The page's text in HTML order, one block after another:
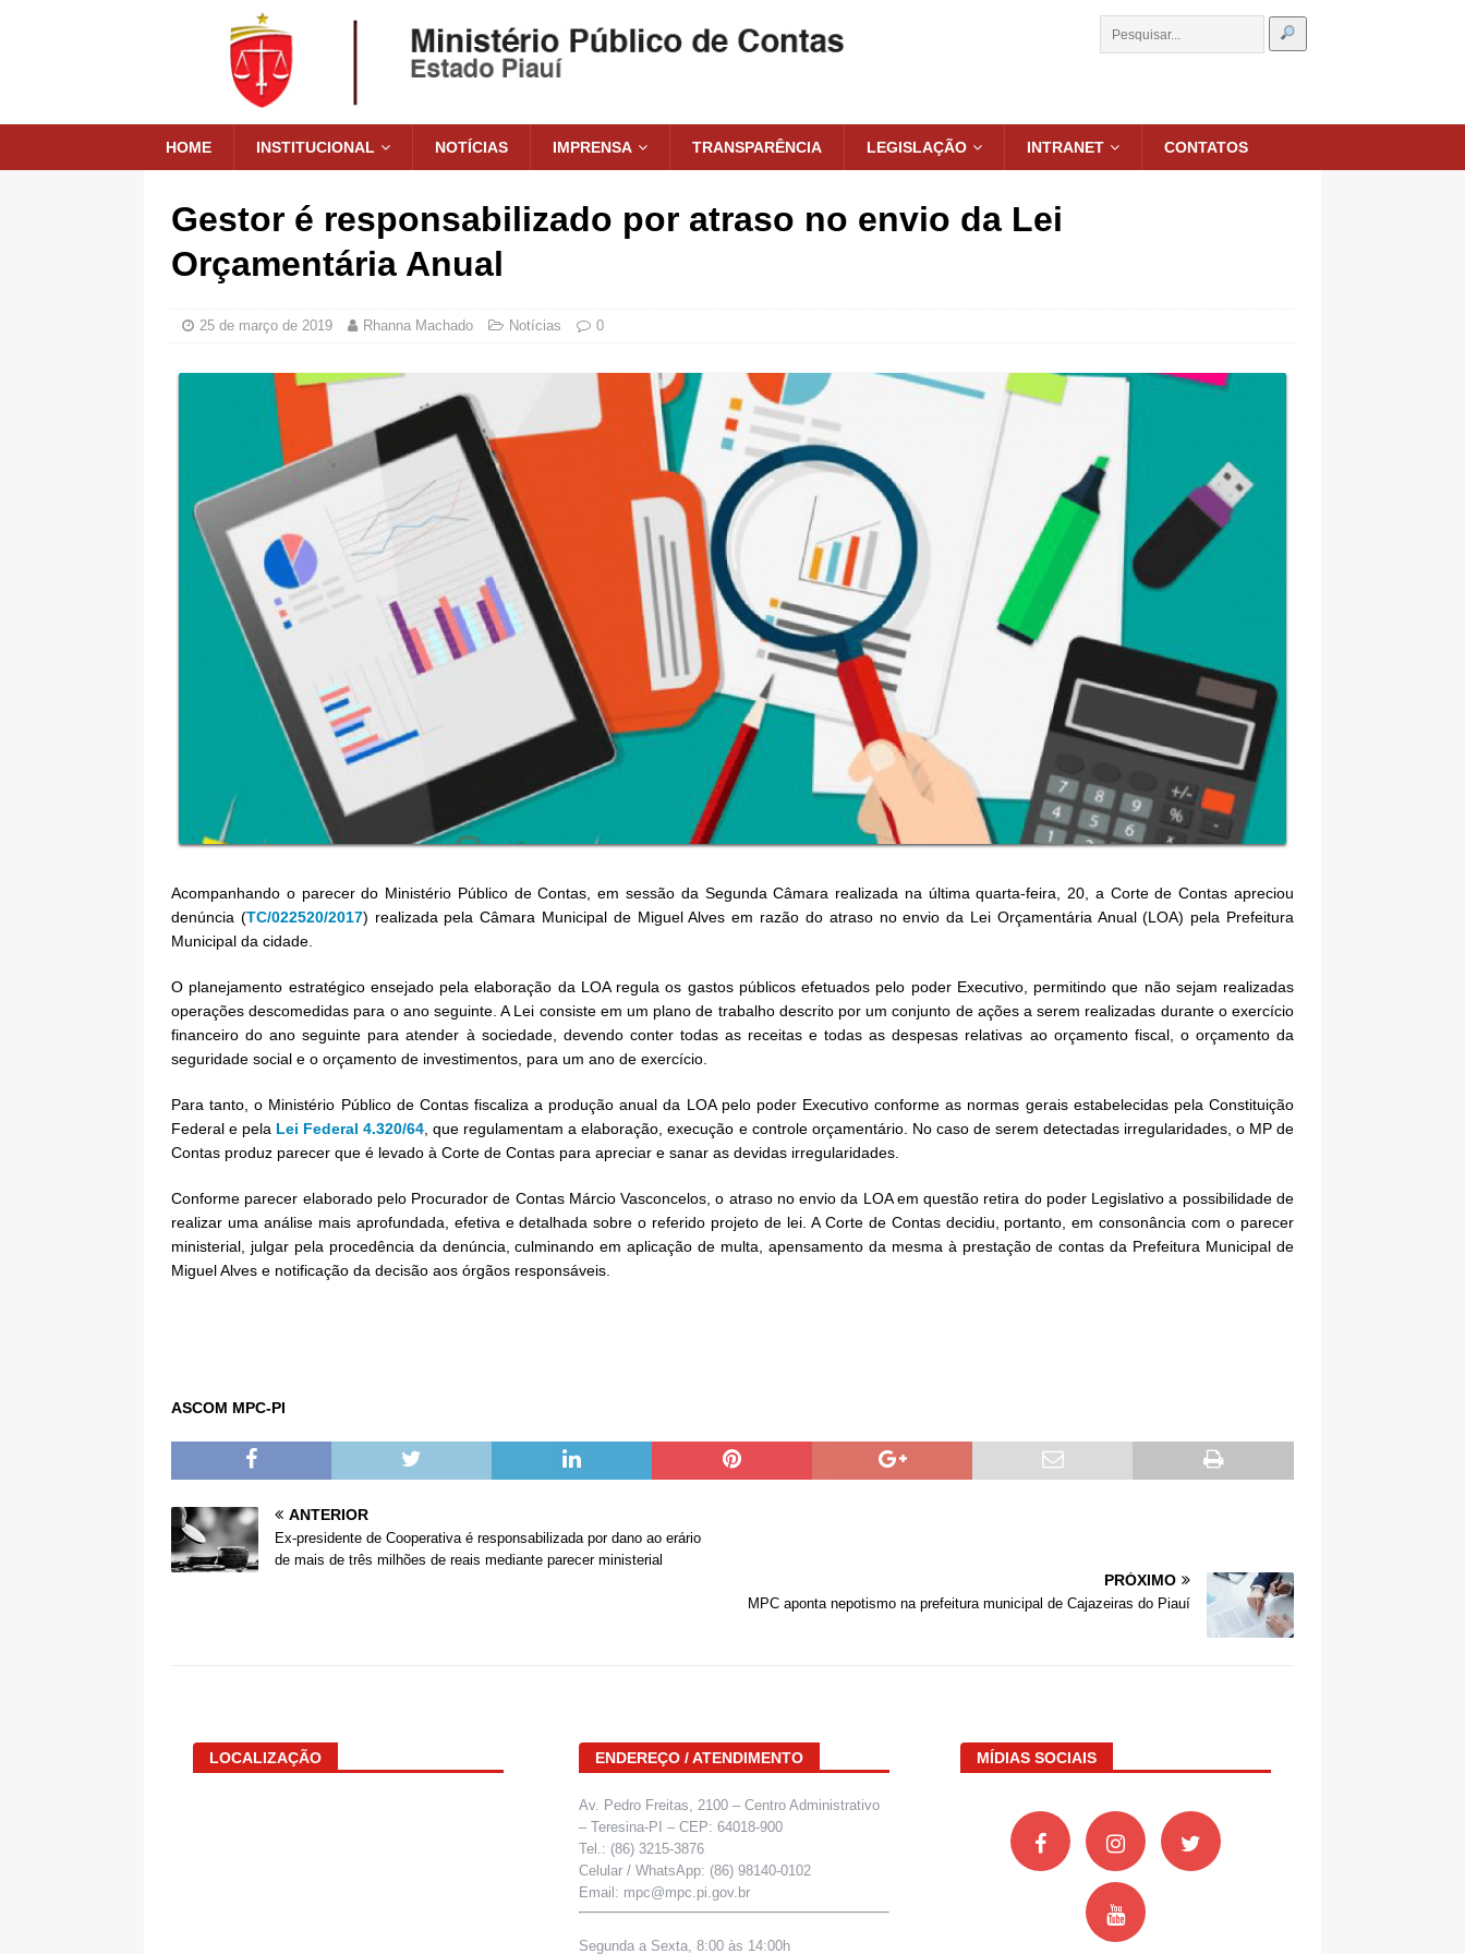
HOME INSTITUCIONAL NOTÍCIAS IMPRENSA TRANSPARÊNCIA LEGISLAÇÃO INTRANET CONTATOS
Gestor é responsabilizado por atraso no envio da Lei
Orçamentária Anual
25 de março de 2019 Rhanna Machado Notícias 0
Acompanhando o parecer do Ministério Público de Contas, em sessão da Segunda Câmara realizada na última quarta-feira, 20, a Corte de Contas apreciou
denúncia (TC/022520/2017) realizada pela Câmara Municipal de Miguel Alves em razão do atraso no envio da Lei Orçamentária Anual (LOA) pela Prefeitura
Municipal da cidade.
O planejamento estratégico ensejado pela elaboração da LOA regula os gastos públicos efetuados pelo poder Executivo, permitindo que não sejam realizadas
operações descomedidas para o ano seguinte. A Lei consiste em um plano de trabalho descrito por um conjunto de ações a serem realizadas durante o exercício
financeiro do ano seguinte para atender à sociedade, devendo conter todas as receitas e todas as despesas relativas ao orçamento fiscal, o orçamento da
seguridade social e o orçamento de investimentos, para um ano de exercício.
Para tanto, o Ministério Público de Contas fiscaliza a produção anual da LOA pelo poder Executivo conforme as normas gerais estabelecidas pela Constituição
Federal e pela Lei Federal 4.320/64 , que regulamentam a elaboração, execução e controle orçamentário. No caso de serem detectadas irregularidades, o MP de
Contas produz parecer que é levado à Corte de Contas para apreciar e sanar as devidas irregularidades.
Conforme parecer elaborado pelo Procurador de Contas Márcio Vasconcelos, o atraso no envio da LOA em questão retira do poder Legislativo a possibilidade de
realizar uma análise mais aprofundada, efetiva e detalhada sobre o referido projeto de lei. A Corte de Contas decidiu, portanto, em consonância com o parecer
ministerial, julgar pela procedência da denúncia, culminando em aplicação de multa, apensamento da mesma à prestação de contas da Prefeitura Municipal de
Miguel Alves e notificação da decisão aos órgãos responsáveis.
ASCOM MPC-PI
ANTERIOR
Ex-presidente de Cooperativa é responsabilizada por dano ao erário
de mais de três milhões de reais mediante parecer ministerial
PRÓXIMO
MPC aponta nepotismo na prefeitura municipal de Cajazeiras do Piauí
LOCALIZAÇÃO ENDEREÇO / ATENDIMENTO
Av. Pedro Freitas, 2100 – Centro Administrativo
– Teresina-PI – CEP: 64018-900
Tel.: (86) 3215-3876
Celular / WhatsApp: (86) 98140-0102
Email: mpc@mpc.pi.gov.br
Segunda a Sexta, 8:00 às 14:00h
MÍDIAS SOCIAIS